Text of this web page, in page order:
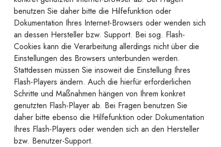
benutzen Sie daher bitte die Hilfefunktion oder
Dokumentation Ihres Internet-Browsers oder wenden sich
an dessen Hersteller bzw. Support. Bei sog. Flash-
Cookies kann die Verarbeitung allerdings nicht über die
Einstellungen des Browsers unterbunden werden.
Stattdessen müssen Sie insoweit die Einstellung Ihres
Flash-Players ändern. Auch die hierfür erforderlichen
Schritte und Maßnahmen hängen von Ihrem konkret
genutzten Flash-Player ab. Bei Fragen benutzen Sie
daher bitte ebenso die Hilfefunktion oder Dokumentation
Ihres Flash-Players oder wenden sich an den Hersteller
bzw. Benutzer-Support.